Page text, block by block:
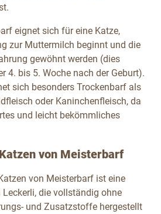
eignet sich für eine Katze,
zur Muttermilch beginnt und die
gewöhnt werden (dies
4. bis 5. Woche nach der Geburt).
sich besonders Trockenbarf als
oder Kaninchenfleisch, da
und leicht bekömmliches
von Meisterbarf
von Meisterbarf ist eine
die vollständig ohne
und Zusatzstoffe hergestellt